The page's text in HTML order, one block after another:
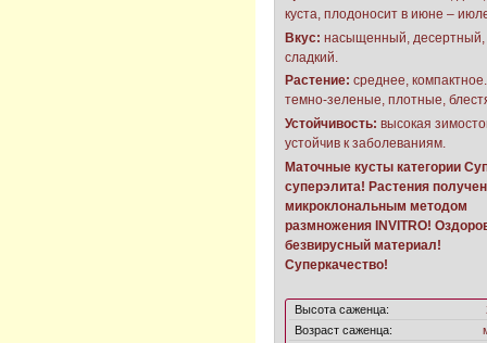
куста, плодоносит в июне –
Вкус: насыщенный, десертный,
сладкий.
Растение: среднее,
темно-зеленые, плотные,
Устойчивость: высокая
устойчив к заболеваниям.
Маточные кусты категории
cуперэлита! Растения
микроклональным методом
размножения INVITRO!
безвирусный материал!
Суперкачество!
Высота саженца:
Возраст саженца: